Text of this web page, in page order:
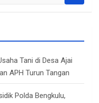
Tani di Desa Ajai
APH Turun Tangan
Polda Bengkulu,